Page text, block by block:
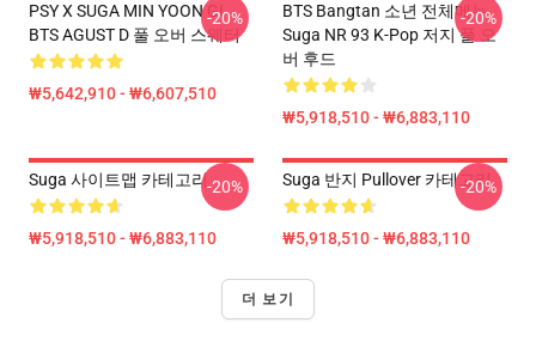
PSY X SUGA MIN YOON GI
BTS AGUST D 풀 오버 스웨터
₩5,642,910 - ₩6,607,510
-20%
BTS Bangtan 소년 전체메뉴
Suga NR 93 K-Pop 저지 풀 오
버 후드
₩5,918,510 - ₩6,883,110
-20%
Suga 사이트맵 카테고리
₩5,918,510 - ₩6,883,110
-20% Suga 반지 Pullover 카테고리
₩5,918,510 - ₩6,883,110
-20%
더 보기